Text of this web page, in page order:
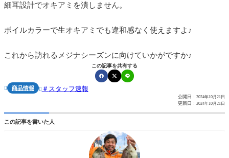
細耳設計でオキアミを潰しません。
ボイルカラーで生オキアミでも違和感なく使えますよ♪
これから訪れるメジナシーズンに向けていかがですか♪
この記事を共有する
 商品情報  スタッフ速報
公開日： 2024年10月21日
更新日： 2024年10月21日
この記事を書いた人